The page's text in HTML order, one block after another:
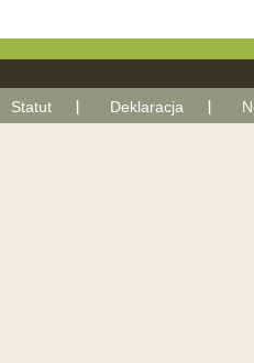
Statut Deklaracja With